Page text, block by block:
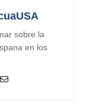
sobre la
en los